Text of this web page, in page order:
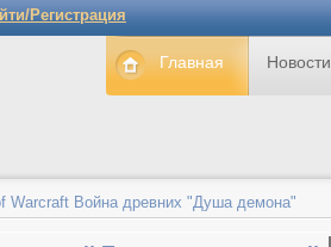
Регистрация
Главная Новости
Warcraft Война древних "Душа демона"